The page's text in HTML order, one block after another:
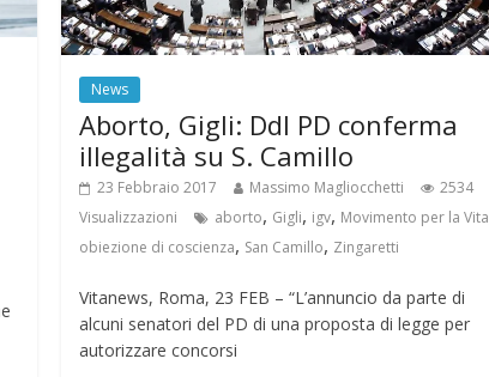
News
Aborto, Gigli: Ddl PD conferma
illegalità su S. Camillo
23 Febbraio 2017 Massimo Magliocchetti
2534
Visualizzazioni
aborto, Gigli, igv, Movimento per la Vita
obiezione di coscienza, San Camillo, Zingaretti
Vitanews, Roma, 23 FEB – “L’annuncio da parte di
alcuni senatori del PD di una proposta di legge per
autorizzare concorsi